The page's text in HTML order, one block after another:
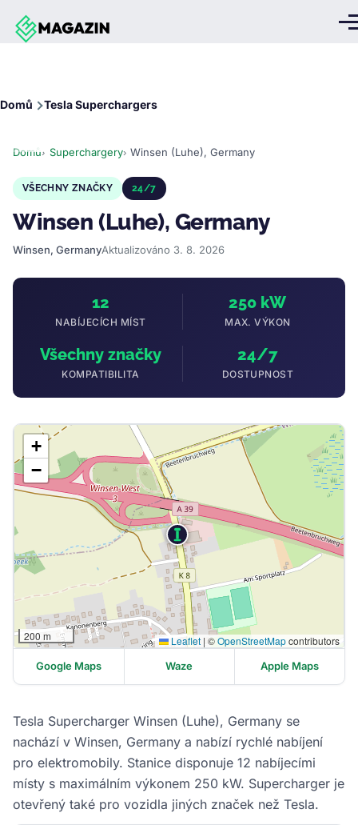
Přejít k hlavnímu obsahu
Domů Tesla Superchargers
Domů Superchargery Winsen (Luhe), Germany
VŠECHNY ZNAČKY 24/7
Winsen (Luhe), Germany
Winsen, GermanyAktualizováno 3. 8. 2026
12
NABÍJECÍCH MÍST
250 kW
MAX. VÝKON
Všechny značky
KOMPATIBILITA
24/7
DOSTUPNOST
Tesla Supercharger Winsen (Luhe), Germany se
nachází v Winsen, Germany a nabízí rychlé nabíjení
pro elektromobily. Stanice disponuje 12 nabíjecími
místy s maximálním výkonem 250 kW. Supercharger je
otevřený také pro vozidla jiných značek než Tesla.
+
−
200 m Leaflet | ©OpenStreetMapcontributors
Google Maps Waze Apple Maps